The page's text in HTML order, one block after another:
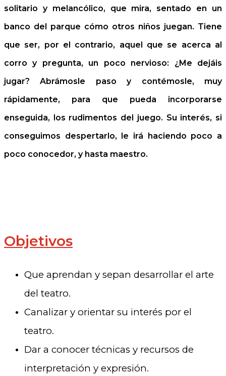
solitario y melancólico, que mira, sentado en un
banco del parque cómo otros niños juegan. Tiene
que ser, por el contrario, aquel que se acerca al
corro y pregunta, un poco nervioso: ¿Me dejáis
jugar? Abrámosle paso y contémosle, muy
rápidamente, para que pueda incorporarse
enseguida, los rudimentos del juego. Su interés, si
conseguimos despertarlo, le irá haciendo poco a
poco conocedor, y hasta maestro.
Objetivos
Que aprendan y sepan desarrollar el arte
del teatro.
Canalizar y orientar su interés por el
teatro.
Dar a conocer técnicas y recursos de
interpretación y expresión.